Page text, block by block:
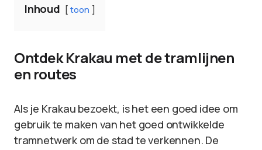
Inhoud toon
Ontdek Krakau met de tramlijnen
en routes
Als je Krakau bezoekt, is het een goed idee om
gebruik te maken van het goed ontwikkelde
tramnetwerk om de stad te verkennen. De